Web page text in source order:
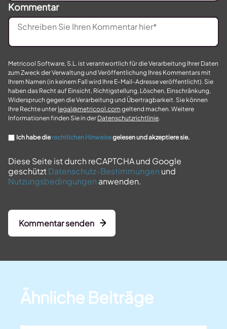
Kommentar
Metricool Software, S.L. ist verantwortlich für die Verarbeitung Ihrer Daten
zum Zweck der Verwaltung und Veröffentlichung Ihres Kommentars mit
Ihrem Namen (in keinem Fall wird Ihre E-Mail-Adresse veröffentlicht). Sie
haben das Recht auf Einsicht, Richtigstellung, Löschen, Einschränkung,
Widerspruch gegen die Verarbeitung und Übertragbarkeit. Sie können
Ihre Rechte unter legal@metricool.com geltend machen. Weitere
Informationen finden Sie in der Datenschutzrichtlinie.
Ich habe dierechtlichen Hinweisegelesen und akzeptiere sie.
Diese Seite ist durch reCAPTCHA und Google
geschützt Datenschutz-Bestimmungen und
Nutzungsbedingungen anwenden.
Kommentar senden
Ähnliche Beiträge